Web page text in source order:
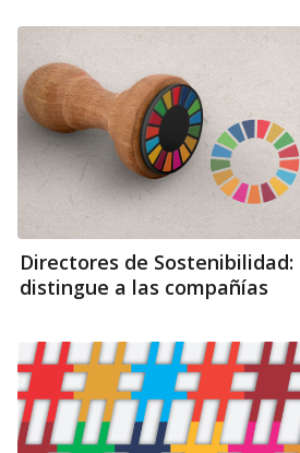
Directores de
distingue a las compañías